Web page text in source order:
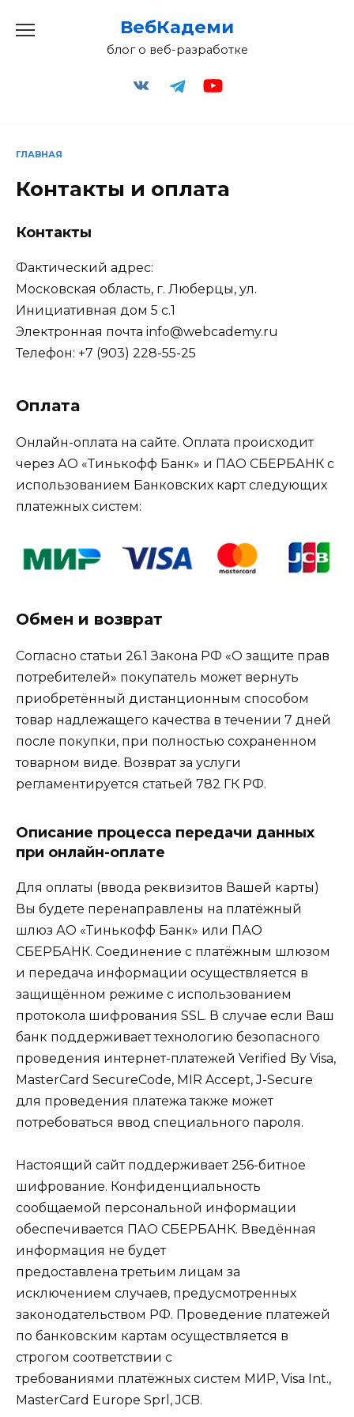
ВебКадеми
блог о веб-разработке
ГЛАВНАЯ
Контакты и оплата
Контакты
Фактический адрес:
Московская область, г. Люберцы, ул.
Инициативная дом 5 с.1
Электронная почта info@webcademy.ru
Телефон: +7 (903) 228-55-25
Оплата
Онлайн-оплата на сайте. Оплата происходит
через АО «Тинькофф Банк» и ПАО СБЕРБАНК с
использованием Банковских карт следующих
платежных систем:
Обмен и возврат
Согласно статьи 26.1 Закона РФ «О защите прав
потребителей» покупатель может вернуть
приобретённый дистанционным способом
товар надлежащего качества в течении 7 дней
после покупки, при полностью сохраненном
товарном виде. Возврат за услуги
регламентируется статьей 782 ГК РФ.
Описание процесса передачи данных
при онлайн-оплате
Для оплаты (ввода реквизитов Вашей карты)
Вы будете перенаправлены на платёжный
шлюз АО «Тинькофф Банк» или ПАО
СБЕРБАНК. Соединение с платёжным шлюзом
и передача информации осуществляется в
защищённом режиме с использованием
протокола шифрования SSL. В случае если Ваш
банк поддерживает технологию безопасного
проведения интернет-платежей Verified By Visa,
MasterCard SecureCode, MIR Accept, J-Secure
для проведения платежа также может
потребоваться ввод специального пароля.
Настоящий сайт поддерживает 256-битное
шифрование. Конфиденциальность
сообщаемой персональной информации
обеспечивается ПАО СБЕРБАНК. Введённая
информация не будет
предоставлена третьим лицам за
исключением случаев, предусмотренных
законодательством РФ. Проведение платежей
по банковским картам осуществляется в
строгом соответствии с
требованиями платёжных систем МИР, Visa Int.,
MasterCard Europe Sprl, JCB.